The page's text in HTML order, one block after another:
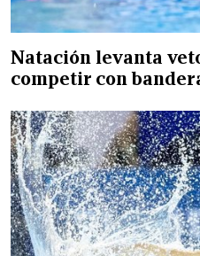
Natación levanta
competir con